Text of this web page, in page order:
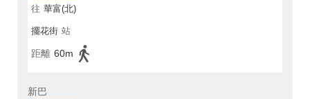
往 華富(北)
擺花街 站
距離 60m
新巴